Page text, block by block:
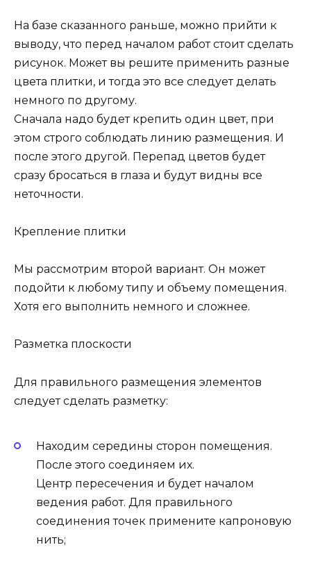
На базе сказанного раньше, можно прийти к
выводу, что перед началом работ стоит сделать
рисунок. Может вы решите применить разные
цвета плитки, и тогда это все следует делать
немного по другому.
Сначала надо будет крепить один цвет, при
этом строго соблюдать линию размещения. И
после этого другой. Перепад цветов будет
сразу бросаться в глаза и будут видны все
неточности.
Крепление плитки
Мы рассмотрим второй вариант. Он может
подойти к любому типу и объему помещения.
Хотя его выполнить немного и сложнее.
Разметка плоскости
Для правильного размещения элементов
следует сделать разметку:
Находим середины сторон помещения.
После этого соединяем их.
Центр пересечения и будет началом
ведения работ. Для правильного
соединения точек примените капроновую
нить;